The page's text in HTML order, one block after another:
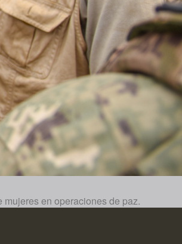
en operaciones de paz.